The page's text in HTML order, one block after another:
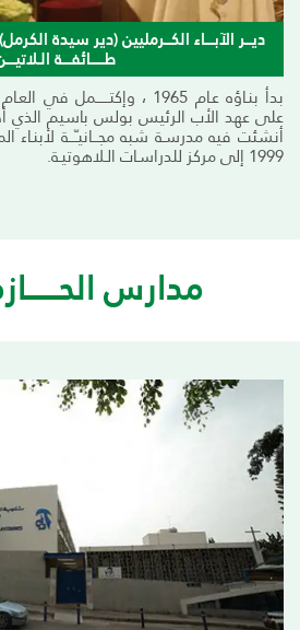
ديـــر الآبــــاء الكـــرمليين (دير سيدة
طــــــائفــــة
على عهد الأب الرئيس بولس باسيم الذي
أنشئت فيه مدرسـة شبه مجـــانيـّـــة
1999 إلى مركز للدراسـات الـلاهوتيـة.
مدارس